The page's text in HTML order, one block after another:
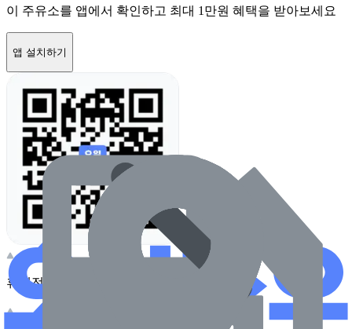
이 주유소를 앱에서 확인하고 최대 1만원 혜택을 받아보세요
앱 설치하기
휴대전화 카메라로 찍어보세요